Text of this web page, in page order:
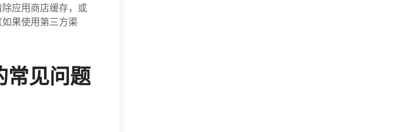
应用商店缓存，或
果使用第三方渠
常见问题